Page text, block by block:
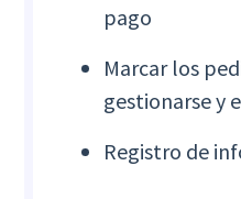
pago
Marcar los
gestionarse y
Registro de